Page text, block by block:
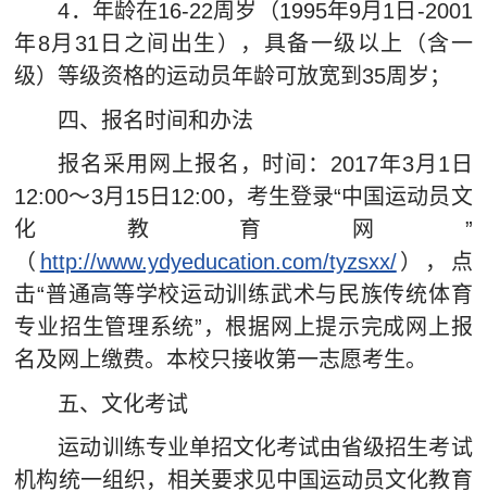
4．年龄在16-22周岁（1995年9月1日-2001
年8月31日之间出生），具备一级以上（含一
级）等级资格的运动员年龄可放宽到35周岁；
四、报名时间和办法
报名采用网上报名，时间：2017年3月1日
12:00～3月15日12:00，考生登录“中国运动员文
化教育网”
（ http://www.ydyeducation.com/tyzsxx/），点
击“普通高等学校运动训练武术与民族传统体育
专业招生管理系统”，根据网上提示完成网上报
名及网上缴费。本校只接收第一志愿考生。
五、文化考试
运动训练专业单招文化考试由省级招生考试
机构统一组织，相关要求见中国运动员文化教育